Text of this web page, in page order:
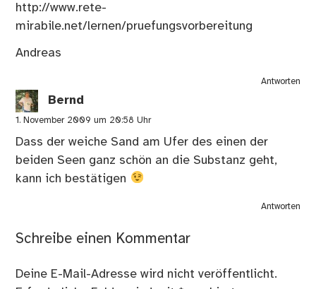
http://www.rete-
mirabile.net/lernen/pruefungsvorbereitung
Andreas
Antworten
Bernd
1. November 2009 um 20:58 Uhr
Dass der weiche Sand am Ufer des einen der
beiden Seen ganz schön an die Substanz geht,
kann ich bestätigen
Antworten
Schreibe einen Kommentar
Deine E-Mail-Adresse wird nicht veröffentlicht.